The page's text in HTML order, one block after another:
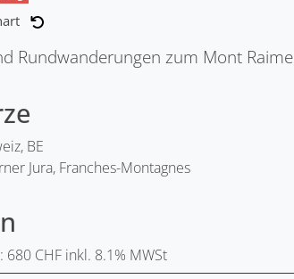
Rundwanderungen zum Mont
BE
Jura, Franches-Montagnes
CHF inkl. 8.1% MWSt